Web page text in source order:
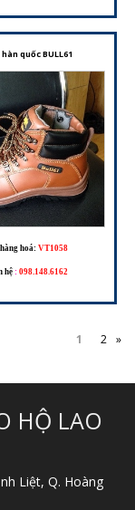
hàn quốc BULL61
hoá: VT1058
hệ : 098.148.6162
1 2 »
HỘ LAO
Liệt, Q. Hoàng